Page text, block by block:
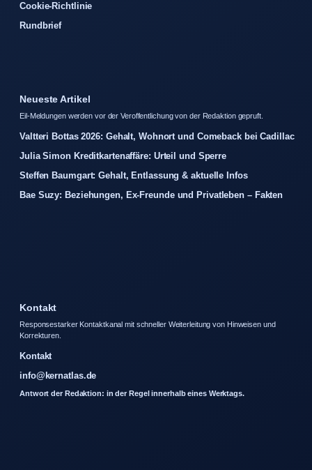
Cookie-Richtlinie
Rundbrief
Neueste Artikel
Eil-Meldungen werden vor der Veroffentlichung von der Redaktion gepruft.
Valtteri Bottas 2026: Gehalt, Wohnort und Comeback bei Cadillac
Julia Simon Kreditkartenaffäre: Urteil und Sperre
Steffen Baumgart: Gehalt, Entlassung & aktuelle Infos
Bae Suzy: Beziehungen, Ex-Freunde und Privatleben – Fakten
Kontakt
Responsestarker Kontaktkanal mit schneller Weiterleitung von Hinweisen und
Korrekturen.
Kontakt
info@kernatlas.de
Antwort der Redaktion: in der Regel innerhalb eines Werktags.